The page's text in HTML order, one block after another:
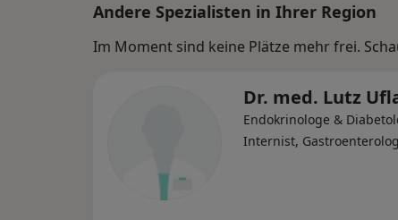
Andere Spezialisten in Ihrer Region
Im Moment sind keine Plätze mehr frei.
Dr. med. Lutz
Endokrinologe &
Internist,